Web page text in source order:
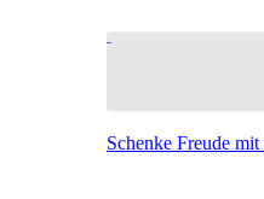
Schenke Freude mit